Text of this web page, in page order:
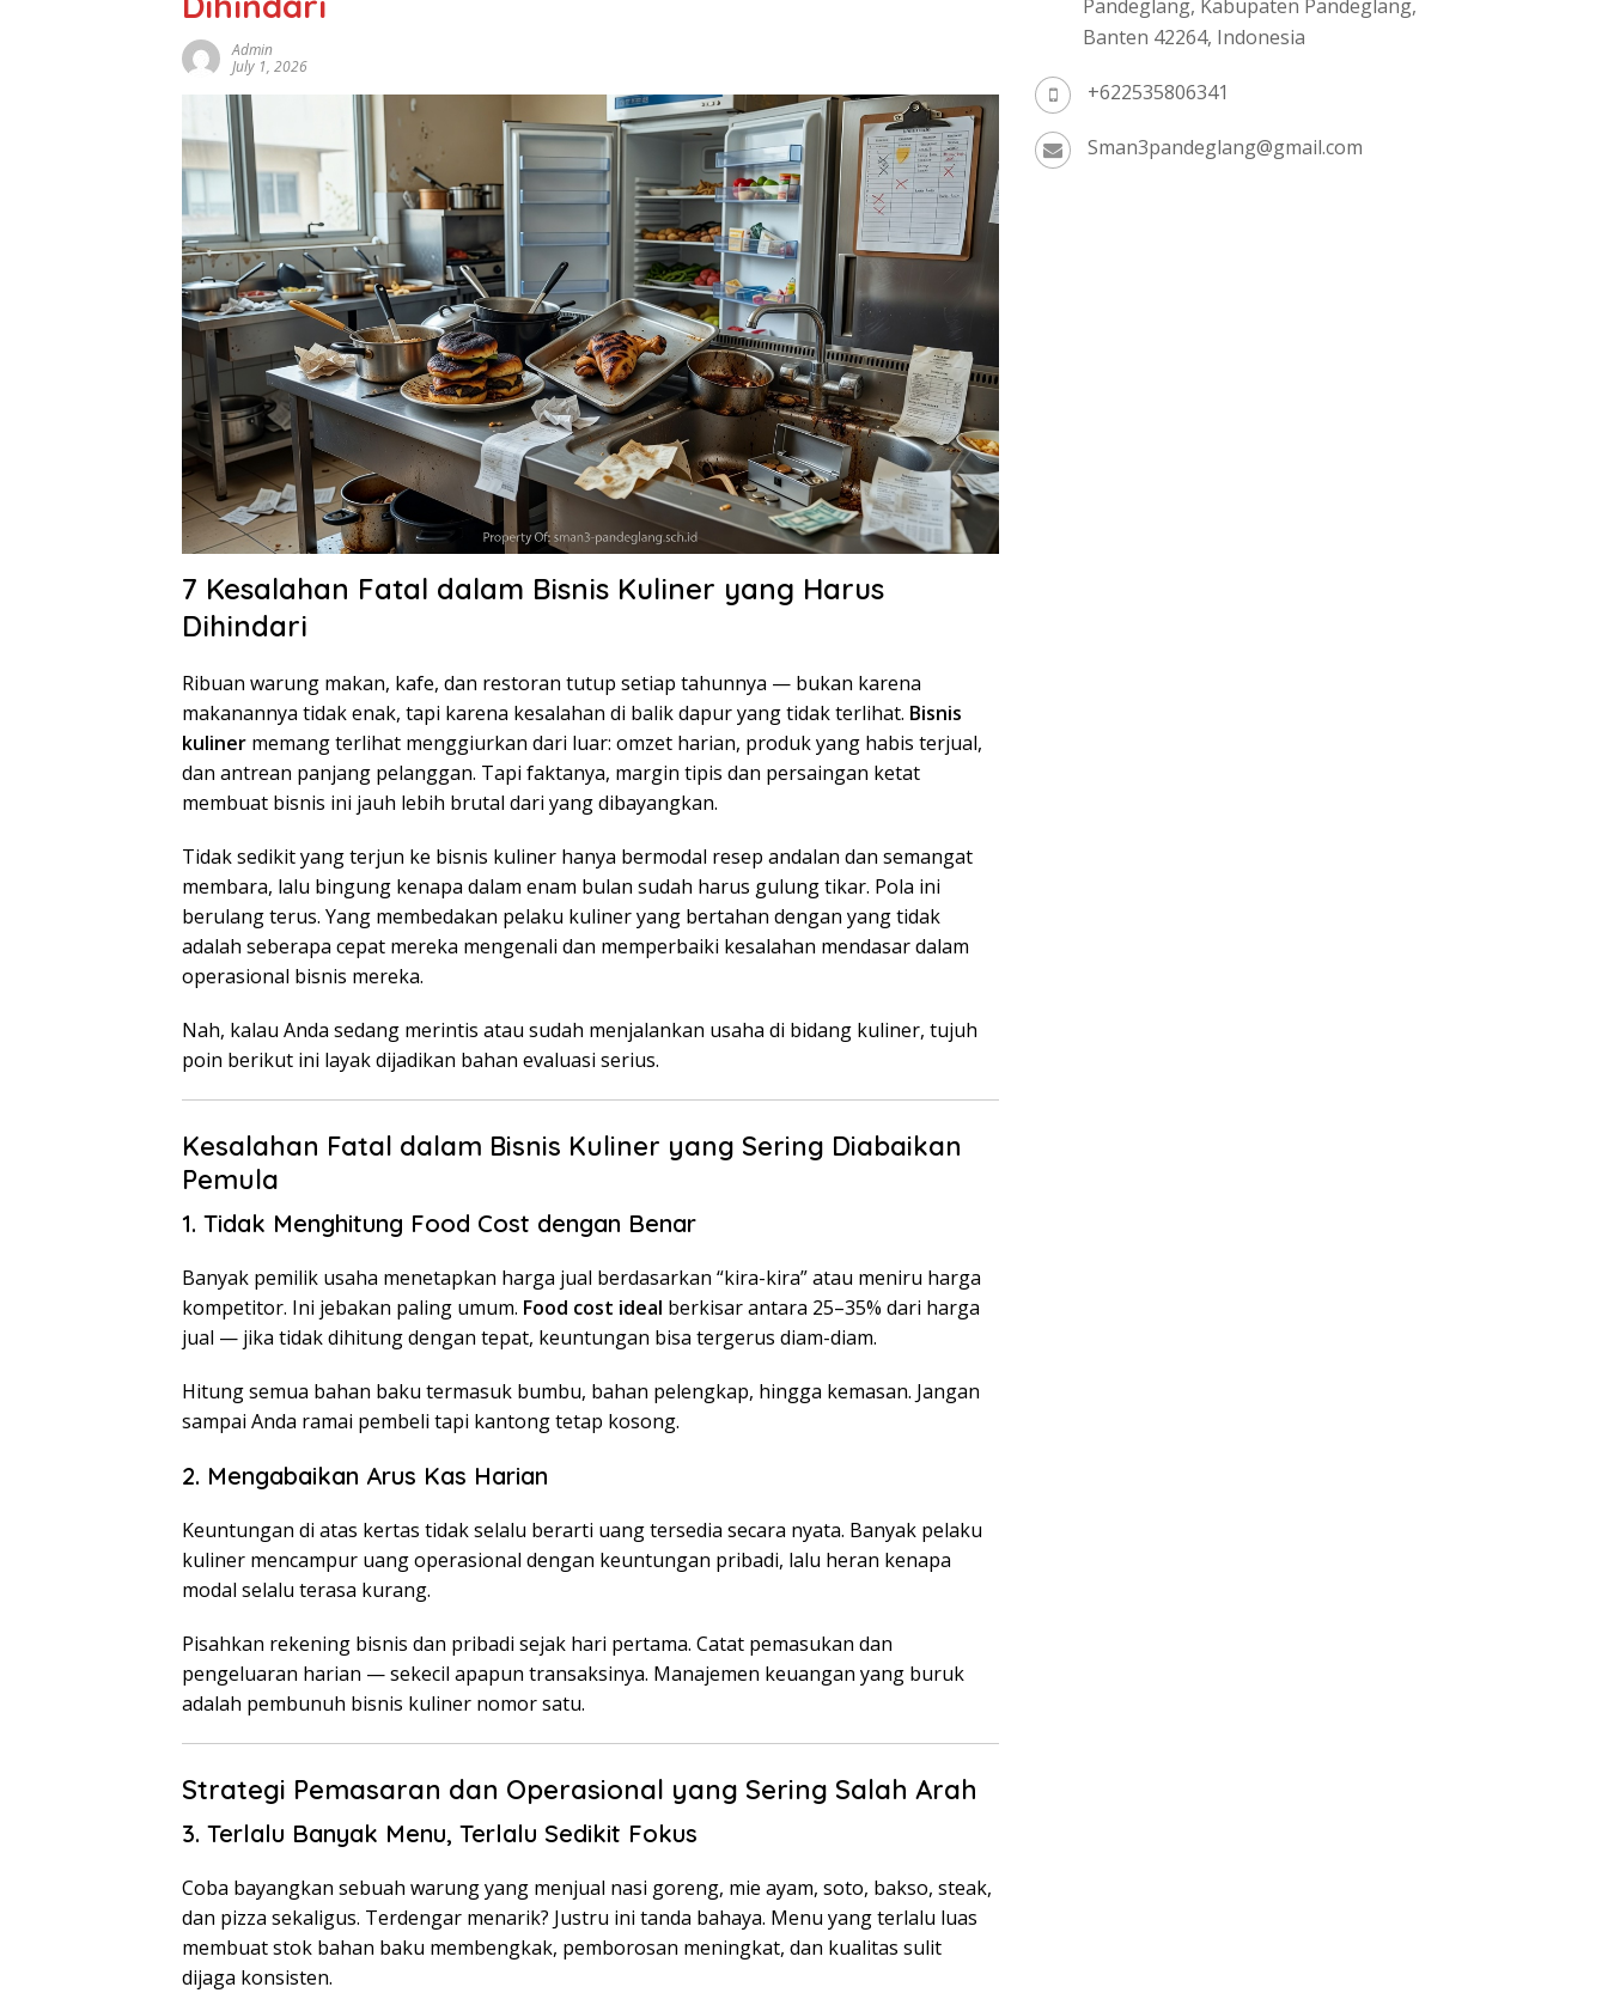
Admin
July 1, 2026
7 Kesalahan Fatal dalam Bisnis Kuliner yang Harus
Dihindari
Ribuan warung makan, kafe, dan restoran tutup setiap tahunnya — bukan karena
makanannya tidak enak, tapi karena kesalahan di balik dapur yang tidak terlihat. Bisnis
kuliner memang terlihat menggiurkan dari luar: omzet harian, produk yang habis terjual,
dan antrean panjang pelanggan. Tapi faktanya, margin tipis dan persaingan ketat
membuat bisnis ini jauh lebih brutal dari yang dibayangkan.
Tidak sedikit yang terjun ke bisnis kuliner hanya bermodal resep andalan dan semangat
membara, lalu bingung kenapa dalam enam bulan sudah harus gulung tikar. Pola ini
berulang terus. Yang membedakan pelaku kuliner yang bertahan dengan yang tidak
adalah seberapa cepat mereka mengenali dan memperbaiki kesalahan mendasar dalam
operasional bisnis mereka.
Nah, kalau Anda sedang merintis atau sudah menjalankan usaha di bidang kuliner, tujuh
poin berikut ini layak dijadikan bahan evaluasi serius.
Kesalahan Fatal dalam Bisnis Kuliner yang Sering Diabaikan
Pemula
1. Tidak Menghitung Food Cost dengan Benar
Banyak pemilik usaha menetapkan harga jual berdasarkan “kira-kira” atau meniru harga
kompetitor. Ini jebakan paling umum. Food cost ideal berkisar antara 25–35% dari harga
jual — jika tidak dihitung dengan tepat, keuntungan bisa tergerus diam-diam.
Hitung semua bahan baku termasuk bumbu, bahan pelengkap, hingga kemasan. Jangan
sampai Anda ramai pembeli tapi kantong tetap kosong.
2. Mengabaikan Arus Kas Harian
Keuntungan di atas kertas tidak selalu berarti uang tersedia secara nyata. Banyak pelaku
kuliner mencampur uang operasional dengan keuntungan pribadi, lalu heran kenapa
modal selalu terasa kurang.
Pisahkan rekening bisnis dan pribadi sejak hari pertama. Catat pemasukan dan
pengeluaran harian — sekecil apapun transaksinya. Manajemen keuangan yang buruk
adalah pembunuh bisnis kuliner nomor satu.
Strategi Pemasaran dan Operasional yang Sering Salah Arah
3. Terlalu Banyak Menu, Terlalu Sedikit Fokus
Coba bayangkan sebuah warung yang menjual nasi goreng, mie ayam, soto, bakso, steak,
dan pizza sekaligus. Terdengar menarik? Justru ini tanda bahaya. Menu yang terlalu luas
membuat stok bahan baku membengkak, pemborosan meningkat, dan kualitas sulit
dijaga konsisten.
Pandeglang, Kabupaten Pandeglang,
Banten 42264, Indonesia
+622535806341
Sman3pandeglang@gmail.com